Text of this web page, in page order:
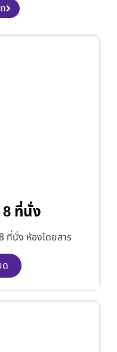
ที่นั่ง
ที่นั่ง ห้องโดยสาร
ด